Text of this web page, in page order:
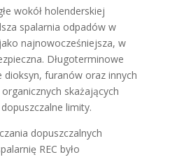
wokół holenderskiej
spalarnia odpadów w
najnowocześniejsza, w
Długoterminowe
dioksyn, furanów oraz innych
skażających
limity.
dopuszczalnych
REC było